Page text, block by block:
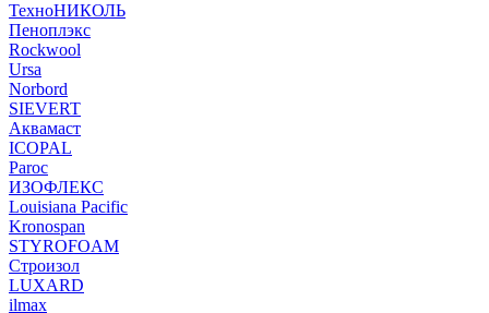
ТехноНИКОЛЬ
Пеноплэкс
Rockwool
Ursa
Norbord
SIEVERT
Аквамаст
ICOPAL
Paroc
ИЗОФЛЕКС
Louisiana Pacific
Kronospan
STYROFOAM
Строизол
LUXARD
ilmax